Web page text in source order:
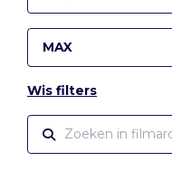
MAX
Wis filters